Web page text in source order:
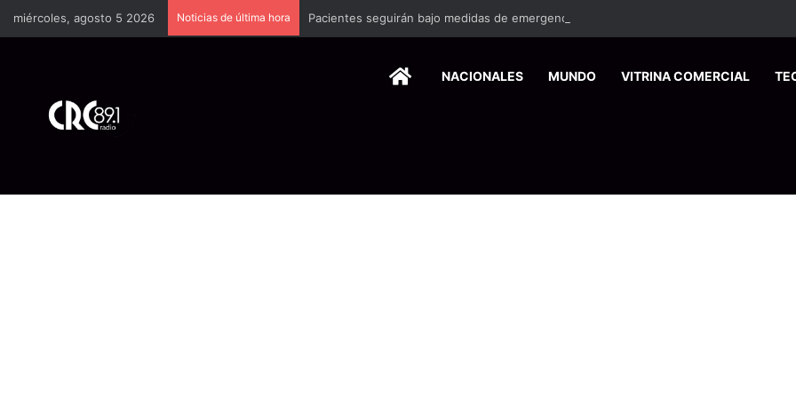
miércoles, agosto 5 2026 Noticias de última hora Pacientes seguirán bajo medidas de emergencia por renuncia de especialistas en la
HOMENACIONALES MUNDO VITRINA COMERCIAL